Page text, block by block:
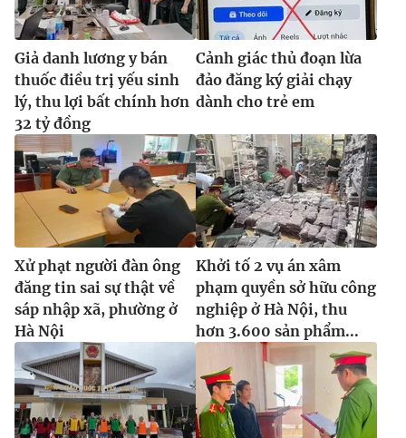
Giả danh lương y bán
thuốc điều trị yếu sinh
lý, thu lợi bất chính hơn
32 tỷ đồng
Cảnh giác thủ đoạn lừa
đảo đăng ký giải chạy
dành cho trẻ em
Xử phạt người đàn ông
đăng tin sai sự thật về
sáp nhập xã, phường ở
Hà Nội
Khởi tố 2 vụ án xâm
phạm quyền sở hữu công
nghiệp ở Hà Nội, thu
hơn 3.600 sản phẩm...